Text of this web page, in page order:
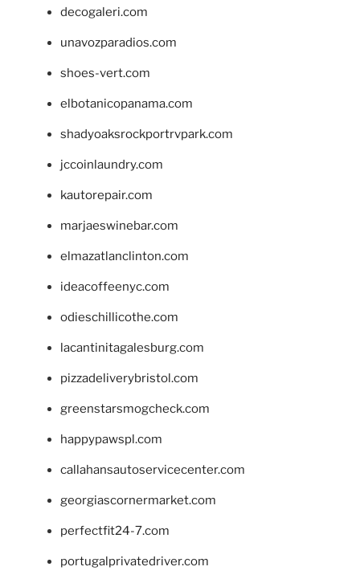
decogaleri.com
unavozparadios.com
shoes-vert.com
elbotanicopanama.com
shadyoaksrockportrvpark.com
jccoinlaundry.com
kautorepair.com
marjaeswinebar.com
elmazatlanclinton.com
ideacoffeenyc.com
odieschillicothe.com
lacantinitagalesburg.com
pizzadeliverybristol.com
greenstarsmogcheck.com
happypawspl.com
callahansautoservicecenter.com
georgiascornermarket.com
perfectfit24-7.com
portugalprivatedriver.com